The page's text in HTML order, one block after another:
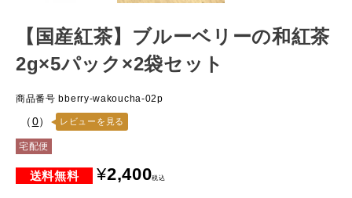
【国産紅茶】ブルーベリーの和紅茶
2g×5パック×2袋セット
商品番号 bberry-wakoucha-02p
（0） レビューを見る
宅配便
¥2,400税込